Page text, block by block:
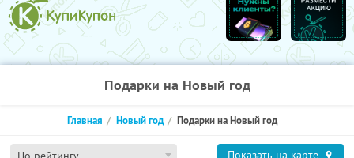
Подарки на Новый год
Главная Новый год Подарки на Новый год
Показать на карте